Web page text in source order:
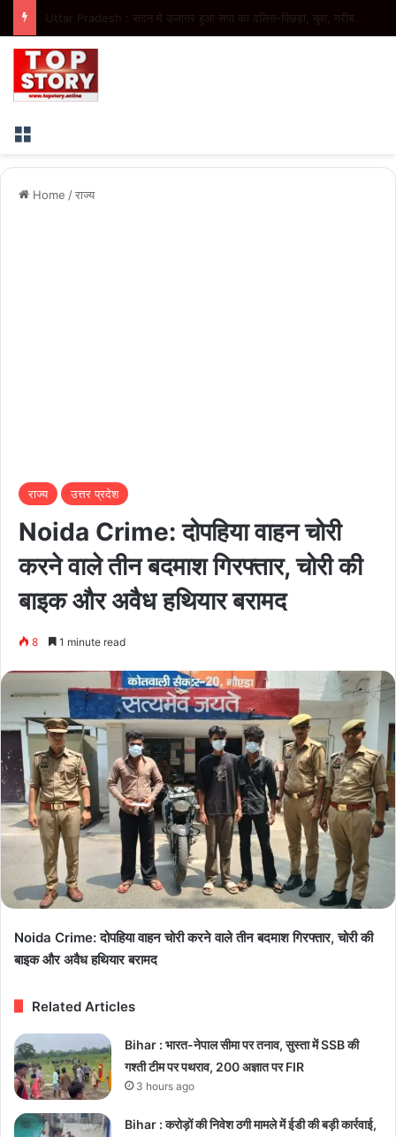
Menu
Home /राज्य
राज्य उत्तर प्रदेश
Noida Crime: दोपहिया वाहन चोरी
करने वाले तीन बदमाश गिरफ्तार, चोरी की
बाइक और अवैध हथियार बरामद
8 1 minute read
Noida Crime: दोपहिया वाहन चोरी करने वाले तीन बदमाश गिरफ्तार, चोरी की
बाइक और अवैध हथियार बरामद
Related Articles
Bihar : भारत-नेपाल सीमा पर तनाव, सुस्ता में SSB की
गश्ती टीम पर पथराव, 200 अज्ञात पर FIR
3 hours ago
Bihar : करोड़ों की निवेश ठगी मामले में ईडी की बड़ी कार्रवाई,